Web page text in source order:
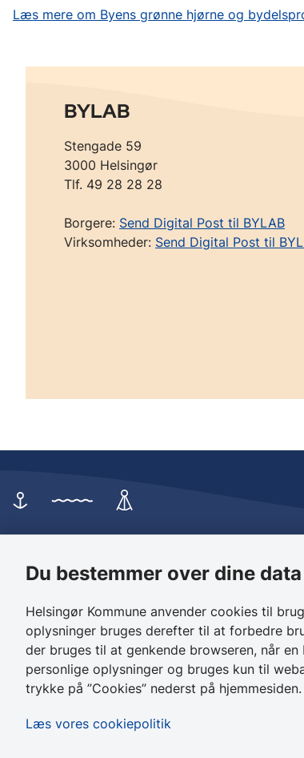
Læs mere om Byens grønne hjørne og
BYLAB
Stengade 59
3000 Helsingør
Tlf. 49 28 28 28
Borgere: Send Digital Post til BYLAB
Virksomheder: Send Digital Post til
Rådhuset
3000 Helsingør
Du bestemmer over dine data
Helsingør Kommune anvender cookies til
oplysninger bruges derefter til at forbedre
der bruges til at genkende browseren, når
personlige oplysninger og bruges kun til
trykke på ”Cookies” nederst på hjemmesiden.
Læs vores cookiepolitik